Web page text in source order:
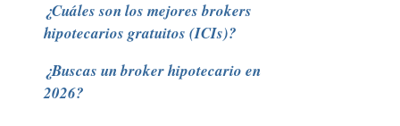
¿Cuáles son los mejores brokers
hipotecarios gratuitos (ICIs)?
¿Buscas un broker hipotecario en
2026?